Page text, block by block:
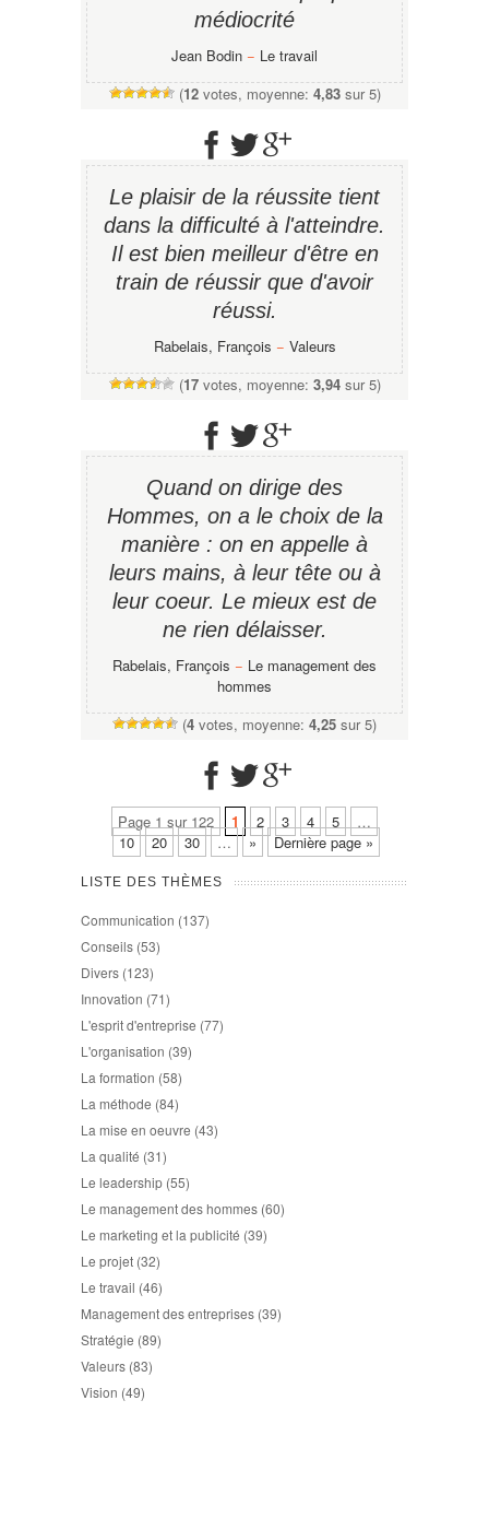
médiocrité
Jean Bodin − Le travail
(12votes, moyenne: 4,83sur 5)
Le plaisir de la réussite tient
dans la difficulté à l'atteindre.
Il est bien meilleur d'être en
train de réussir que d'avoir
réussi.
Rabelais, François − Valeurs
(17votes, moyenne: 3,94sur 5)
Quand on dirige des
Hommes, on a le choix de la
manière : on en appelle à
leurs mains, à leur tête ou à
leur coeur. Le mieux est de
ne rien délaisser.
Rabelais, François − Le management des
hommes
(4 votes, moyenne: 4,25 sur 5)
Page 1 sur 122 1 2 3 4 5
…
10
20 30 … » Dernière page »
LISTE DES THÈMES
Communication (137)
Conseils (53)
Divers (123)
Innovation (71)
L'esprit d'entreprise (77)
L'organisation (39)
La formation (58)
La méthode (84)
La mise en oeuvre (43)
La qualité (31)
Le leadership (55)
Le management des hommes (60)
Le marketing et la publicité (39)
Le projet (32)
Le travail (46)
Management des entreprises (39)
Stratégie (89)
Valeurs (83)
Vision (49)